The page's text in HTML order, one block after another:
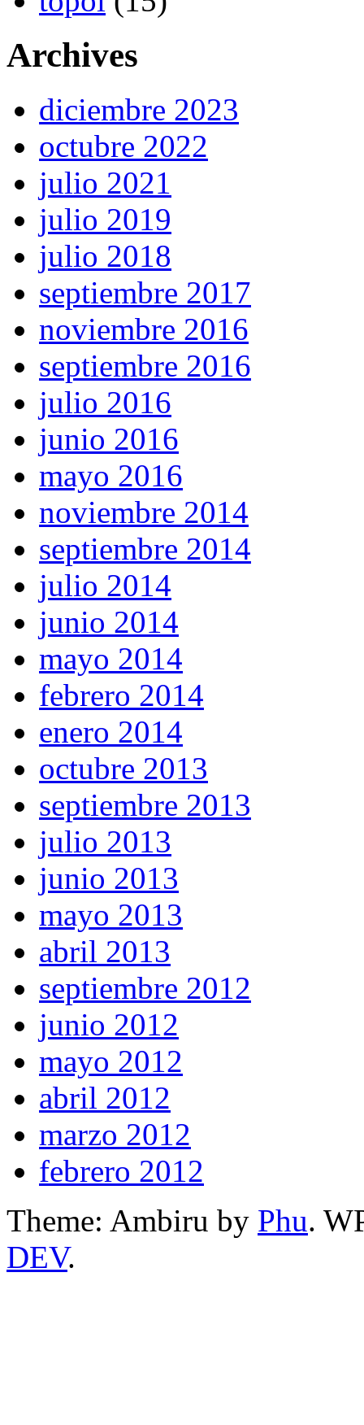
Archives
diciembre 2023
octubre 2022
julio 2021
julio 2019
julio 2018
septiembre 2017
noviembre 2016
septiembre 2016
julio 2016
junio 2016
mayo 2016
noviembre 2014
septiembre 2014
julio 2014
junio 2014
mayo 2014
febrero 2014
enero 2014
octubre 2013
septiembre 2013
julio 2013
junio 2013
mayo 2013
abril 2013
septiembre 2012
junio 2012
mayo 2012
abril 2012
marzo 2012
febrero 2012
Theme: Ambiru by Phu.
DEV.